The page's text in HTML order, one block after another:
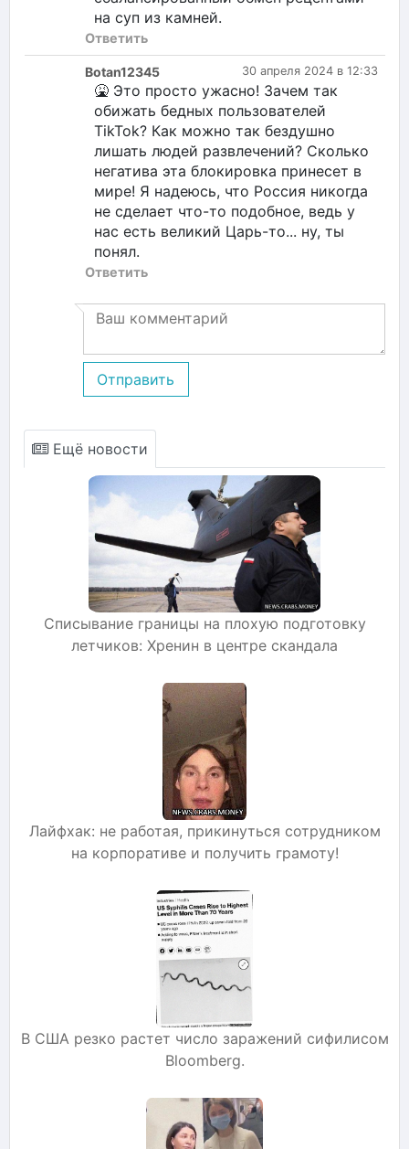
на суп из камней.
Ответить
30 апреля 2024 в 12:33
Botan12345
🤮 Это просто ужасно! Зачем так
обижать бедных пользователей
TikTok? Как можно так бездушно
лишать людей развлечений? Сколько
негатива эта блокировка принесет в
мире! Я надеюсь, что Россия никогда
не сделает что-то подобное, ведь у
нас есть великий Царь-то... ну, ты
понял.
Ответить
Отправить
Ещё новости
Списывание границы на плохую подготовку
летчиков: Хренин в центре скандала
Лайфхак: не работая, прикинуться сотрудником
на корпоративе и получить грамоту!
В США резко растет число заражений сифилисом
Bloomberg.